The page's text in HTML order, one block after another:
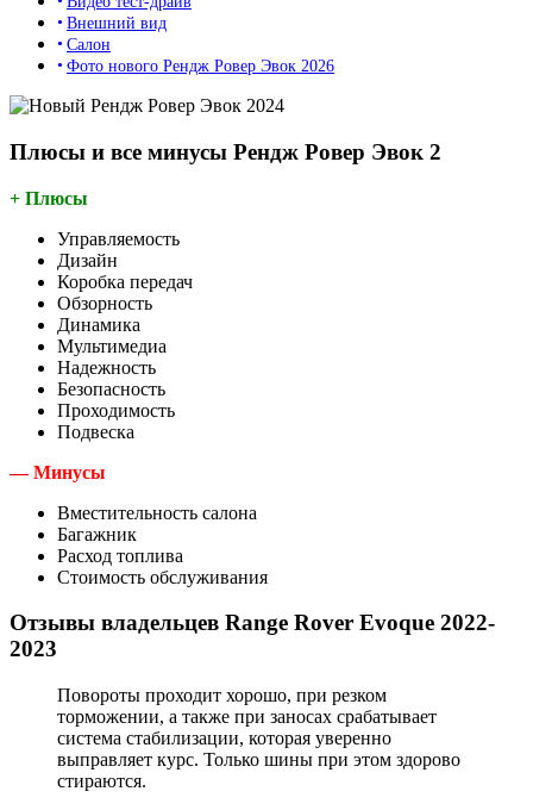
Внешний вид
Салон
Фото нового Рендж Ровер Эвок 2026
Плюсы и все минусы Рендж Ровер Эвок 2
+ Плюсы
Управляемость
Дизайн
Коробка передач
Обзорность
Динамика
Мультимедиа
Надежность
Безопасность
Проходимость
Подвеска
— Минусы
Вместительность салона
Багажник
Расход топлива
Стоимость обслуживания
Отзывы владельцев Range Rover Evoque 2022-
2023
Повороты проходит хорошо, при резком
торможении, а также при заносах срабатывает
система стабилизации, которая уверенно
выправляет курс. Только шины при этом здорово
стираются.